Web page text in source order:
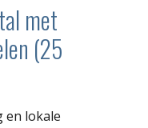
met
(25
en lokale